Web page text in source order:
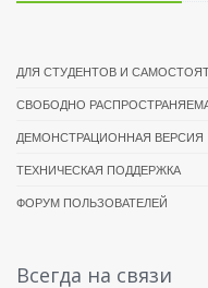
ДЛЯ СТУДЕНТОВ И
СВОБОДНО
ДЕМОНСТРАЦИОННАЯ ВЕРСИЯ
ТЕХНИЧЕСКАЯ ПОДДЕРЖКА
ФОРУМ ПОЛЬЗОВАТЕЛЕЙ
Всегда на связи